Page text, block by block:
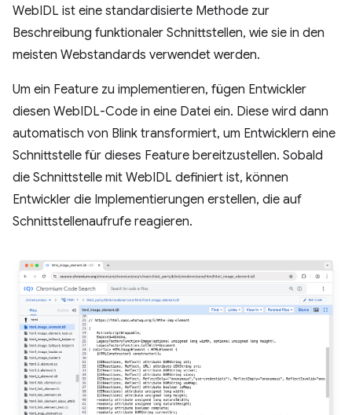
WebIDL ist eine standardisierte Methode zur
Beschreibung funktionaler Schnittstellen, wie sie in den
meisten Webstandards verwendet werden.
Um ein Feature zu implementieren, fügen Entwickler
diesen WebIDL-Code in eine Datei ein. Diese wird dann
automatisch von Blink transformiert, um Entwicklern eine
Schnittstelle für dieses Feature bereitzustellen. Sobald
die Schnittstelle mit WebIDL definiert ist, können
Entwickler die Implementierungen erstellen, die auf
Schnittstellenaufrufe reagieren.